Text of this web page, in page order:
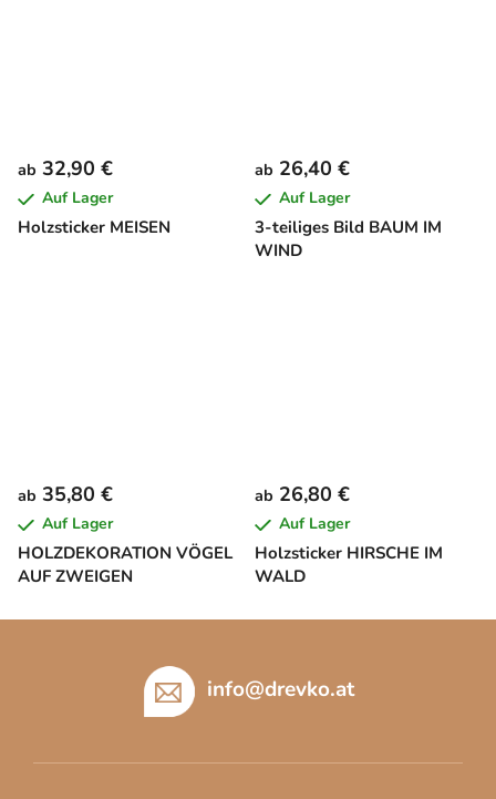
Holzsticker MEISEN
ab 32,90 €
Auf Lager
3-teiliges Bild BAUM IM
WIND
ab 26,40 €
Auf Lager
HOLZDEKORATION VÖGEL
AUF ZWEIGEN
ab 35,80 €
Auf Lager
Holzsticker HIRSCHE IM
WALD
ab 26,80 €
Auf Lager
info@drevko.at